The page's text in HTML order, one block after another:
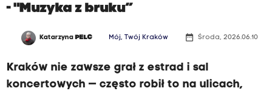
- "Muzyka z bruku”
Katarzyna PELC Mój, Twój Kraków date_range Środa, 2026.06.10
Kraków nie zawsze grał z estrad i sal
koncertowych — często robił to na ulicach,